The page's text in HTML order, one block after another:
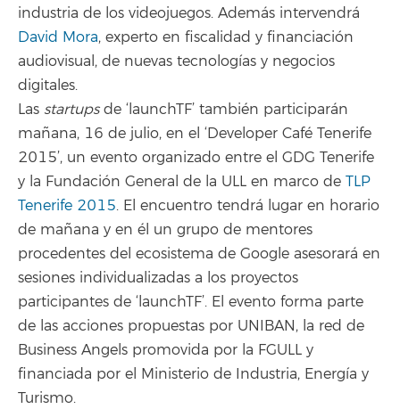
industria de los videojuegos. Además intervendrá
David Mora, experto en fiscalidad y financiación
audiovisual, de nuevas tecnologías y negocios
digitales.
Las startupsde ‘launchTF’ también participarán
mañana, 16 de julio, en el ‘Developer Café Tenerife
2015’, un evento organizado entre el GDG Tenerife
y la Fundación General de la ULL en marco de TLP
Tenerife 2015. El encuentro tendrá lugar en horario
de mañana y en él un grupo de mentores
procedentes del ecosistema de Google asesorará en
sesiones individualizadas a los proyectos
participantes de ‘launchTF’. El evento forma parte
de las acciones propuestas por UNIBAN, la red de
Business Angels promovida por la FGULL y
financiada por el Ministerio de Industria, Energía y
Turismo.